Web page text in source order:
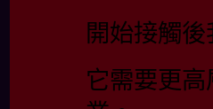
開始接觸
它需要更